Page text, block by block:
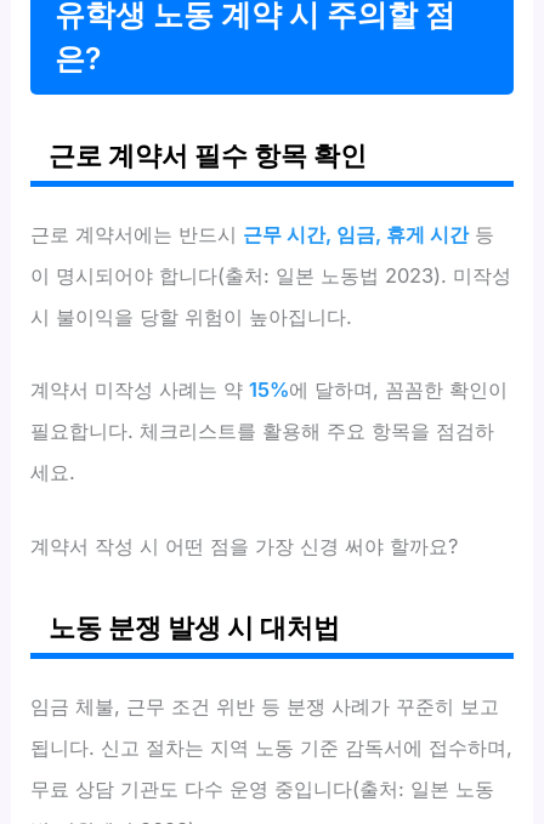
유학생 노동 계약 시 주의할 점
은?
근로 계약서 필수 항목 확인
근로 계약서에는 반드시 근무 시간, 임금, 휴게 시간등
이 명시되어야 합니다(출처: 일본 노동법 2023). 미작성
시 불이익을 당할 위험이 높아집니다.
계약서 미작성 사례는 약15%에 달하며, 꼼꼼한 확인이
필요합니다. 체크리스트를 활용해 주요 항목을 점검하
세요.
계약서 작성 시 어떤 점을 가장 신경 써야 할까요?
노동 분쟁 발생 시 대처법
임금 체불, 근무 조건 위반 등 분쟁 사례가 꾸준히 보고
됩니다. 신고 절차는 지역 노동 기준 감독서에 접수하며,
무료 상담 기관도 다수 운영 중입니다(출처: 일본 노동